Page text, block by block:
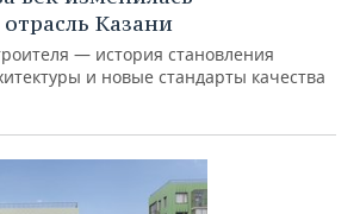
Казани
— история становления
и новые стандарты качества